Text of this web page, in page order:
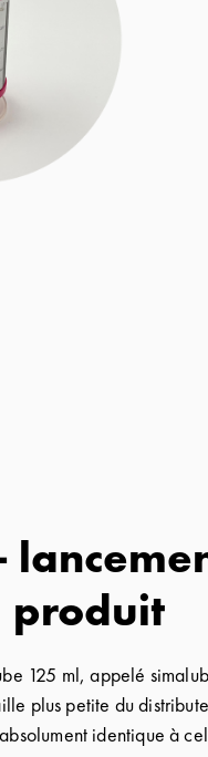
produit
125 ml, appelé
plus petite du
identique à